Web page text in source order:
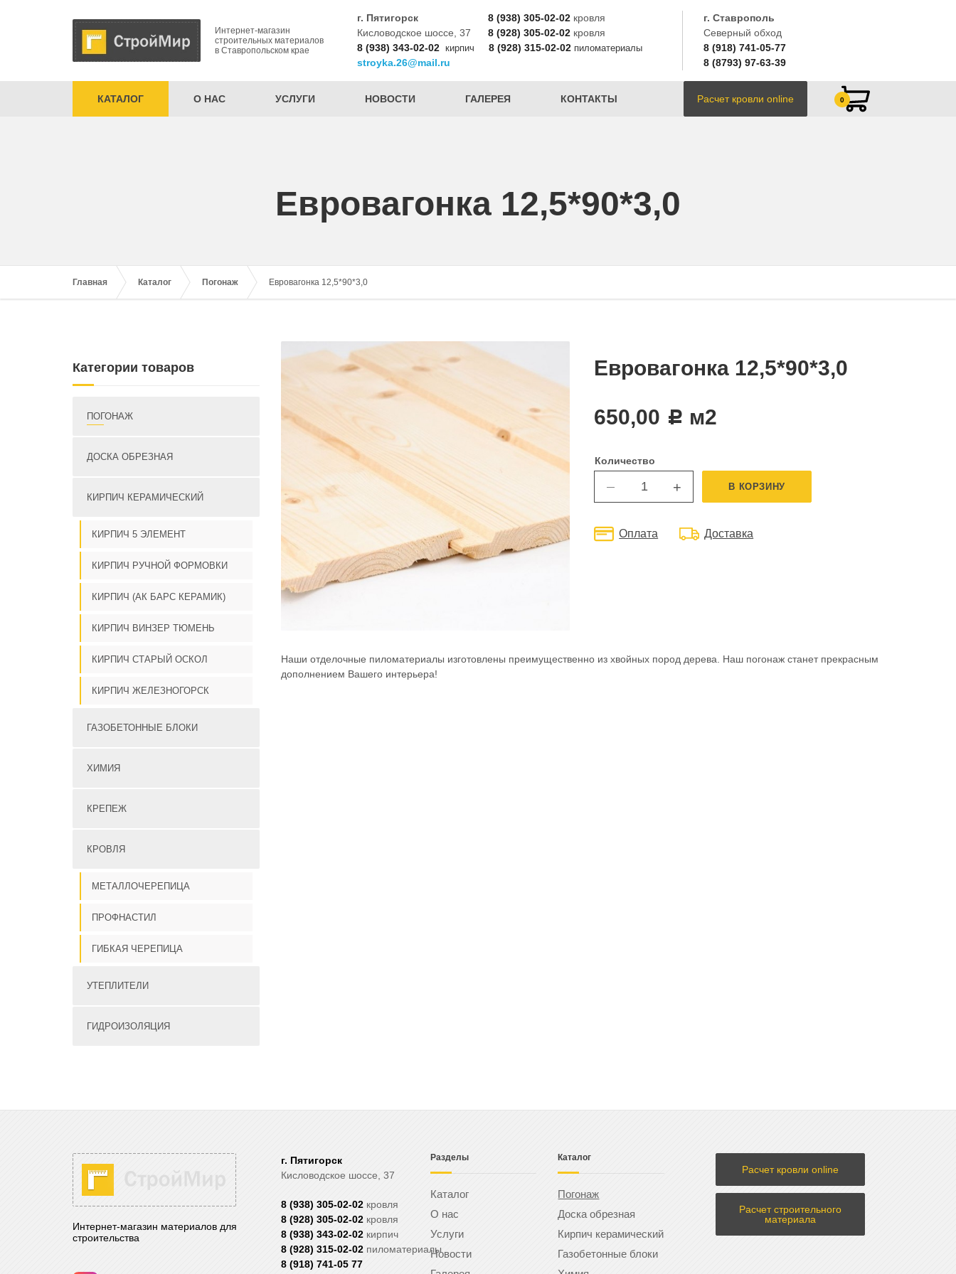
Интернет-магазин
строительных материалов
в Ставропольском крае
г. Пятигорск
Кисловодское шоссе, 37
8 (938) 305-02-02кровля
8 (928) 305-02-02 кровля
8 (938) 343-02-02 кирпич 8 (928) 315-02-02 пиломатериалы
stroyka.26@mail.ru
г. Ставрополь
Северный обход
8 (918) 741-05-77
8 (8793) 97-63-39
КАТАЛОГ О НАС УСЛУГИ НОВОСТИ ГАЛЕРЕЯ КОНТАКТЫ Расчет кровли online 0
Евровагонка 12,5*90*3,0
Главная Каталог Погонаж Евровагонка 12,5*90*3,0
Евровагонка 12,5*90*3,0
650,00 c м2
Количество
— + В КОРЗИНУ
Оплата Доставка
Наши отделочные пиломатериалы изготовлены преимущественно из хвойных пород дерева. Наш погонаж станет прекрасным
дополнением Вашего интерьера!
Категории товаров
ПОГОНАЖ
ДОСКА ОБРЕЗНАЯ
КИРПИЧ КЕРАМИЧЕСКИЙ
КИРПИЧ 5 ЭЛЕМЕНТ
КИРПИЧ РУЧНОЙ ФОРМОВКИ
КИРПИЧ (АК БАРС КЕРАМИК)
КИРПИЧ ВИНЗЕР ТЮМЕНЬ
КИРПИЧ СТАРЫЙ ОСКОЛ
КИРПИЧ ЖЕЛЕЗНОГОРСК
ГАЗОБЕТОННЫЕ БЛОКИ
ХИМИЯ
КРЕПЕЖ
КРОВЛЯ
МЕТАЛЛОЧЕРЕПИЦА
ПРОФНАСТИЛ
ГИБКАЯ ЧЕРЕПИЦА
УТЕПЛИТЕЛИ
ГИДРОИЗОЛЯЦИЯ
Интернет-магазин материалов для
строительства
г. Пятигорск
Кисловодское шоссе, 37
8 (938) 305-02-02кровля
8 (928) 305-02-02кровля
8 (938) 343-02-02кирпич
8 (928) 315-02-02пиломатериалы
8 (918) 741-05 77
Разделы
Каталог
О нас
Услуги
Новости
Каталог
Погонаж
Доска обрезная
Кирпич керамический
Газобетонные блоки
Расчет кровли online
Расчет строительного
материала